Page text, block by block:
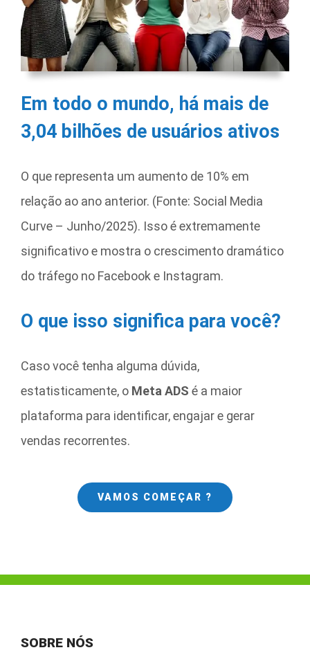
Em todo o mundo, há mais de
3,04 bilhões de usuários ativos
O que representa um aumento de 10% em
relação ao ano anterior. (Fonte: Social Media
Curve – Junho/2025). Isso é extremamente
significativo e mostra o crescimento dramático
do tráfego no Facebook e Instagram.
O que isso significa para você?
Caso você tenha alguma dúvida,
estatisticamente, o Meta ADS é a maior
plataforma para identificar, engajar e gerar
vendas recorrentes.
VAMOS COMEÇAR ?
SOBRE NÓS